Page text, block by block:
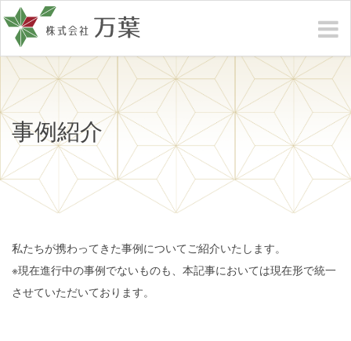
事例紹介
私たちが携わってきた事例についてご紹介いたします。
※現在進行中の事例でないものも、本記事においては現在形で統一
させていただいております。